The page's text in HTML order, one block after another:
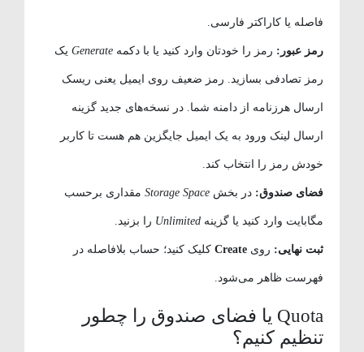
فاصله یا کاراکتر فارسی.
رمز عبور:رمز را خودتان وارد کنید یا با دکمهGenerateیک
رمز تصادفی بسازید. رمز ضعیف روی ایمیل یعنی ریسک
ارسال هرزنامه از دامنه شما. در نسخه‌های جدید گزینه
ارسال لینک ورود به یک ایمیل جایگزین هم هست تا کاربر
خودش رمز را انتخاب کند.
فضای صندوق:در بخشStorage Spaceمقداری برحسب
مگابایت وارد کنید یا گزینهUnlimitedرا بزنید.
ثبت نهایی:رویCreateکلیک کنید؛ حساب بلافاصله در
فهرست ظاهر می‌شود.
Quota یا فضای صندوق را چطور
تنظیم کنیم؟